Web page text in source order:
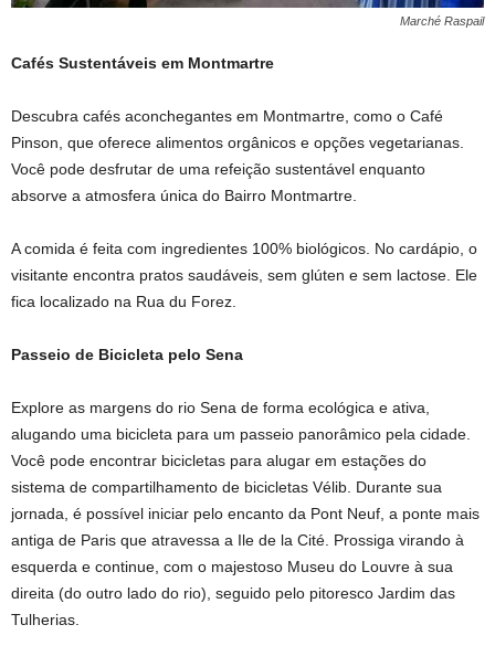
Marché Raspail
Cafés Sustentáveis em Montmartre
Descubra cafés aconchegantes em Montmartre, como o Café
Pinson, que oferece alimentos orgânicos e opções vegetarianas.
Você pode desfrutar de uma refeição sustentável enquanto
absorve a atmosfera única do Bairro Montmartre.
A comida é feita com ingredientes 100% biológicos. No cardápio, o
visitante encontra pratos saudáveis, sem glúten e sem lactose. Ele
fica localizado na Rua du Forez.
Passeio de Bicicleta pelo Sena
Explore as margens do rio Sena de forma ecológica e ativa,
alugando uma bicicleta para um passeio panorâmico pela cidade.
Você pode encontrar bicicletas para alugar em estações do
sistema de compartilhamento de bicicletas Vélib. Durante sua
jornada, é possível iniciar pelo encanto da Pont Neuf, a ponte mais
antiga de Paris que atravessa a Ile de la Cité. Prossiga virando à
esquerda e continue, com o majestoso Museu do Louvre à sua
direita (do outro lado do rio), seguido pelo pitoresco Jardim das
Tulherias.